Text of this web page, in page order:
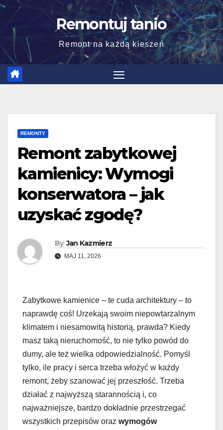
Skip
content
Remontuj tanio
Remont na każdą kieszeń
REMONTY
Remont zabytkowej
kamienicy: Wymogi
konserwatora – jak
uzyskać zgodę?
By Jan Kazmierz
MAJ 11, 2026
Zabytkowe kamienice – te cuda architektury – to
naprawdę coś! Urzekają swoim niepowtarzalnym
klimatem i niesamowitą historią, prawda? Kiedy
masz taką nieruchomość, to nie tylko powód do
dumy, ale też wielka odpowiedzialność. Pomyśl
tylko, ile pracy i serca trzeba włożyć w każdy
remont, żeby szanować jej przeszłość. Trzeba
działać z najwyższą starannością i, co
najważniejsze, bardzo dokładnie przestrzegać
wszystkich przepisów oraz wymogów